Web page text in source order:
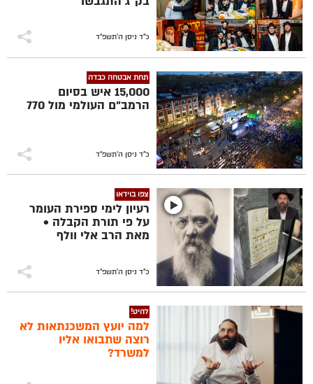
כ"ד ניסן ה׳תשפ״ד
תחת אבטחה כבדה
15,000 איש בסיום
הרמב"ם העולמי מול 770
כ"ד ניסן ה׳תשפ״ד
צפו בוידאו
רעיון לימי ספירת העומר
על פי תורת הקבלה •
מאת הרב אלי וולף
כ"ד ניסן ה׳תשפ״ד
להיט!
למה יועץ המשכנתאות לא
רוצה שתבואו אליו
למשרד?